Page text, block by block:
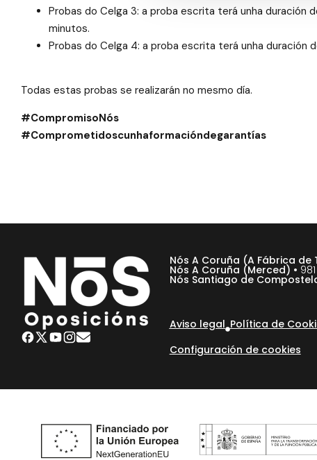
Probas do Celga 3: a proba escrita terá unha duración
minutos.
Probas do Celga 4: a proba escrita terá unha duración
Todas estas probas se realizarán no mesmo día.
#CompromisoNós
#Comprometidoscunhaformacióndegarantías
Nós A Coruña (A Fábrica de
Nós A Coruña (Merced) •
Nós Santiago de
Aviso legal Política de
Configuración de cookies